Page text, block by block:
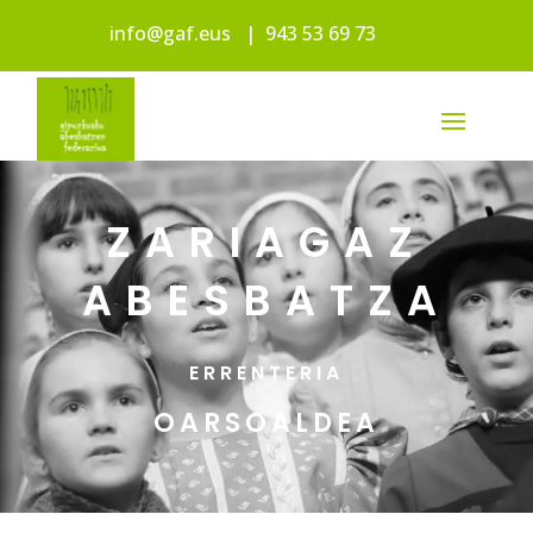
info@gaf.eus | 943 53 69 73
ZARIAGAZ
ABESBATZA
ERRENTERIA
OARSOALDEA